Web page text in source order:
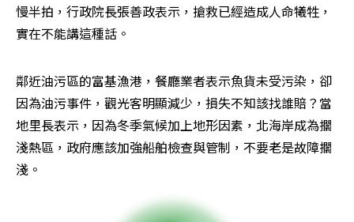
慢半拍，行政院長張善政表示，搶救已經造成人命犧牲，
實在不能講這種話。
鄰近油污區的富基漁港，餐廳業者表示魚貨未受污染，卻
因為油污事件，觀光客明顯減少，損失不知該找誰賠？當
地里長表示，因為冬季氣候加上地形因素，北海岸成為擱
淺熱區，政府應該加強船舶檢查與管制，不要老是故障擱
淺。